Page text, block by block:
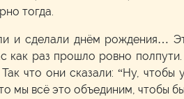
тогда.
и сделали днём рождения…
как раз прошло ровно
что они сказали: “Ну, чтобы
мы всё это объединим, чтобы